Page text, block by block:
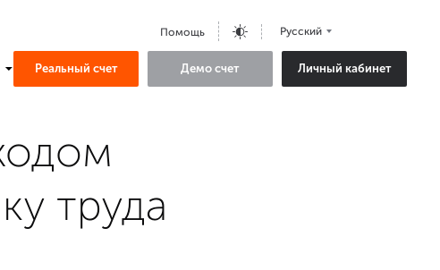
Помощь Русский
Реальный счет Демо счет Личный кабинет
труда